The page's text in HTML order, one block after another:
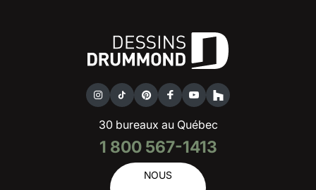
30 bureaux au Québec
1 800 567-1413
NOUS